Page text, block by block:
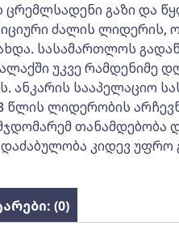
გაზი და
ძალის ლიდერის,
სასამართლოს
უკვე რამდენიმე
ანკარის სააპელაციო
წლის ლიდერობის
თანამდებობა
კიდევ უფრო
(0)